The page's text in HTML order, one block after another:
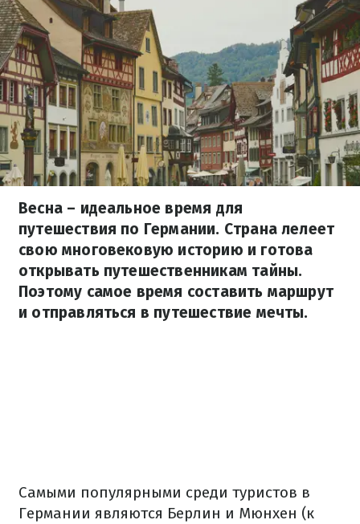
Весна – идеальное время для
путешествия по Германии. Страна лелеет
свою многовековую историю и готова
открывать путешественникам тайны.
Поэтому самое время составить маршрут
и отправляться в путешествие мечты.
Самыми популярными среди туристов в
Германии являются Берлин и Мюнхен (к